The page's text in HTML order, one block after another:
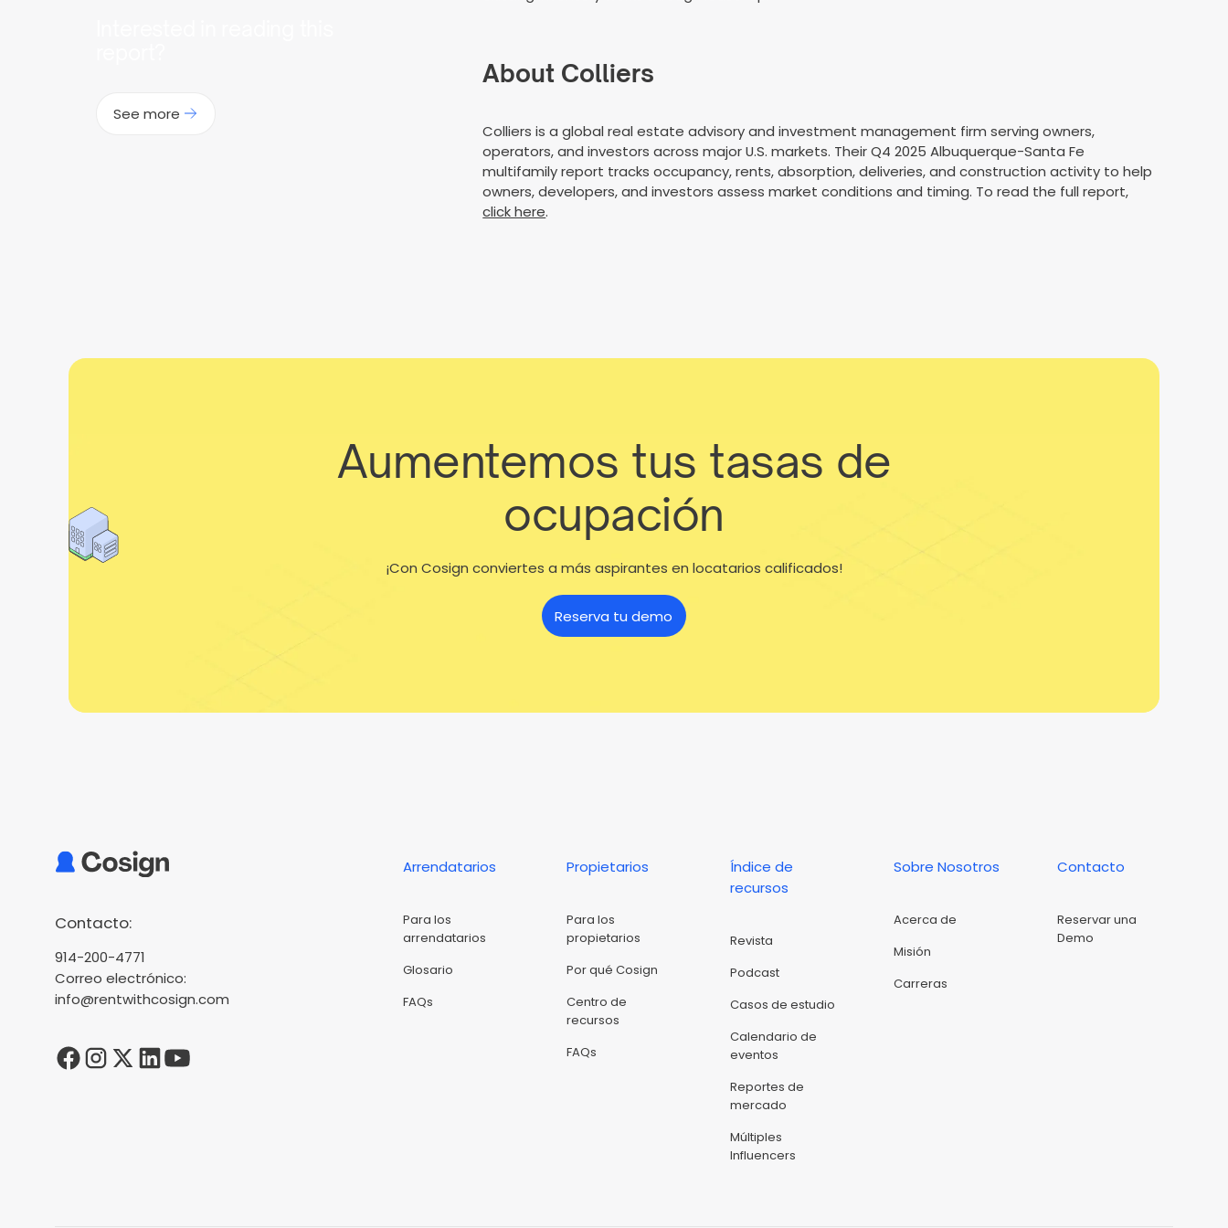
See more
About Colliers
Colliers is a global real estate advisory and investment management firm serving owners,
operators, and investors across major U.S. markets. Their Q4 2025 Albuquerque-Santa Fe
multifamily report tracks occupancy, rents, absorption, deliveries, and construction activity to help
owners, developers, and investors assess market conditions and timing. To read the full report,
click here.
Aumentemos tus tasas de
ocupación
¡Con Cosign conviertes a más aspirantes en locatarios calificados!
Reserva tu demo
Contacto:
914-200-4771
Correo electrónico:
info@rentwithcosign.com
Arrendatarios
Para los
arrendatarios
Glosario
FAQs
Propietarios
Para los
propietarios
Por qué Cosign
Centro de
recursos
FAQs
Índice de
recursos
Revista
Podcast
Casos de estudio
Calendario de
eventos
Reportes de
mercado
Múltiples
Influencers
Sobre Nosotros
Acerca de
Misión
Carreras
Contacto
Reservar una
Demo